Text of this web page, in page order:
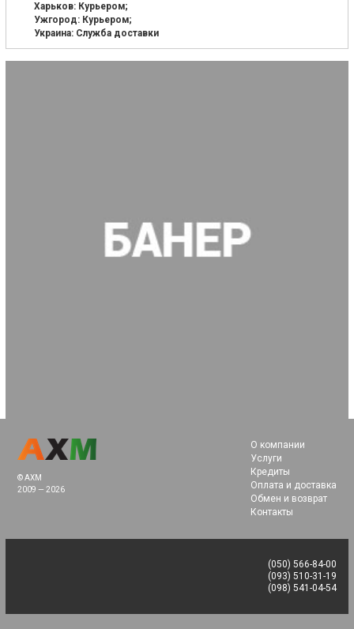
Харьков: Курьером;
Ужгород: Курьером;
Украина: Служба доставки
© AXM
2009 — 2026
О компании
Услуги
Кредиты
Оплата и доставка
Обмен и возврат
Контакты
(050) 566-84-00
(093) 510-31-19
(098) 541-04-54